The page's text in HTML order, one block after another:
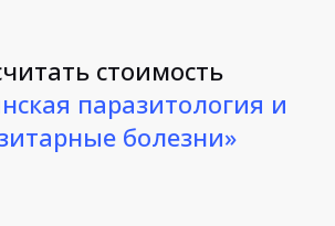
стоимость
паразитология и
болезни»